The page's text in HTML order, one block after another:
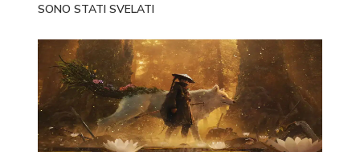
SONO STATI SVELATI